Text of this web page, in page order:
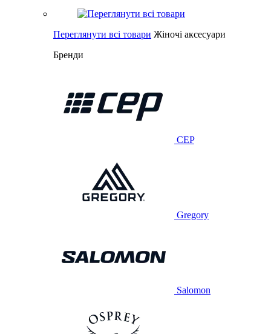
Переглянути всі товари Жіночі аксесуари
Бренди
CEP
Gregory
Salomon